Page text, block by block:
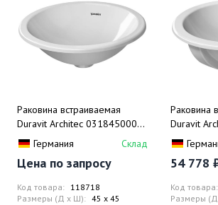
Раковина встраиваемая
Duravit Architec 0318450000
45 смГермания Склад
Цена по запросу
Код товара: 118718
Размеры (Д x Ш): 45 x 45
Раковина
Duravit
47 см
54 778
Код товара:
Размеры